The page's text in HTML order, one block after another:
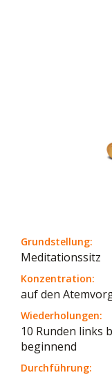
Grundstellung:
Meditationssitz
Konzentration:
auf den
Wiederholungen:
10 Runden links
beginnend
Durchführung: